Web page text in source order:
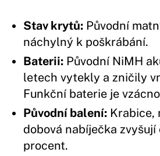
Stav krytů: Původní
náchylný k poškrábání.
Baterii: Původní NiMH
letech vytekly a zničily
Funkční baterie je
Původní balení: Krabice,
dobová nabíječka zvyšují
procent.